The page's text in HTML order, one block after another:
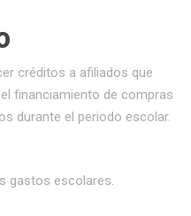
créditos a afiliados que
financiamiento de compras
durante el periodo escolar.
gastos escolares.